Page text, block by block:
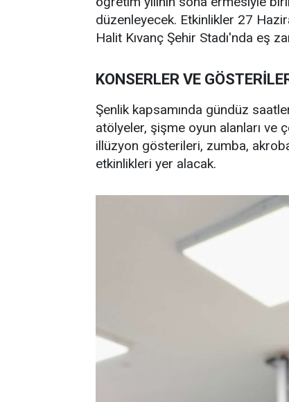
düzenleyecek. Etkinlikler 27
Halit Kıvanç Şehir Stadı'nda eş
KONSERLER VE
Şenlik kapsamında gündüz
atölyeler, şişme oyun alanları
illüzyon gösterileri, zumba,
etkinlikleri yer alacak.